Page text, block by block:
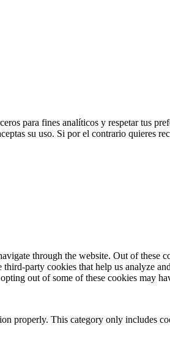
para fines analíticos y respetar tus
su uso. Si por el contrario quieres
through the website. Out of these
party cookies that help us analyze
out of some of these cookies may
properly. This category only includes